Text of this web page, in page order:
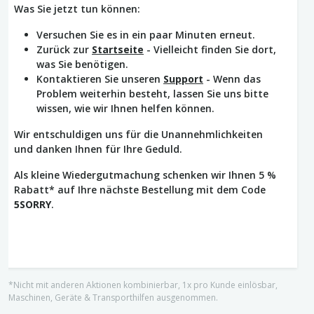
Was Sie jetzt tun können:
Versuchen Sie es in ein paar Minuten erneut.
Zurück zur Startseite - Vielleicht finden Sie dort,
was Sie benötigen.
Kontaktieren Sie unseren Support - Wenn das
Problem weiterhin besteht, lassen Sie uns bitte
wissen, wie wir Ihnen helfen können.
Wir entschuldigen uns für die Unannehmlichkeiten
und danken Ihnen für Ihre Geduld.
Als kleine Wiedergutmachung schenken wir Ihnen 5 %
Rabatt* auf Ihre nächste Bestellung mit dem Code
5SORRY.
*Nicht mit anderen Aktionen kombinierbar, 1x pro Kunde einlösbar,
Maschinen, Geräte & Transporthilfen ausgenommen.